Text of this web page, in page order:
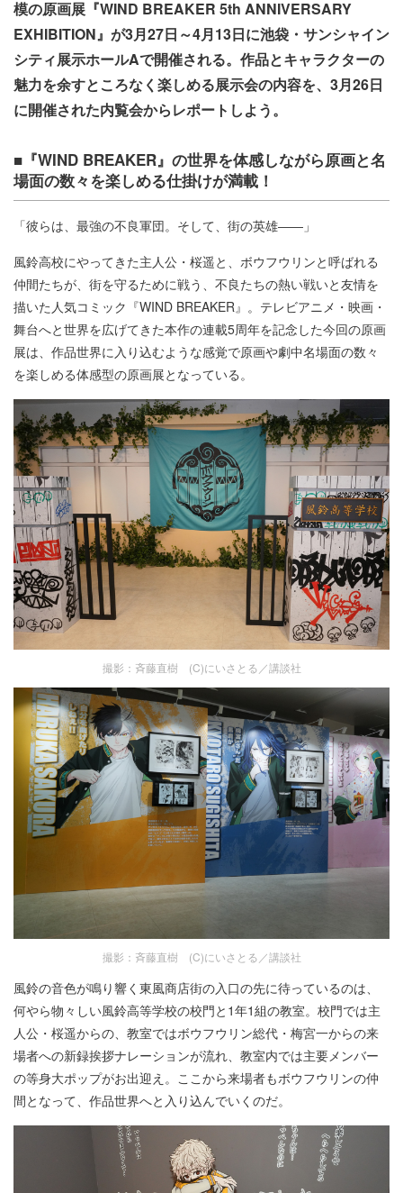
模の原画展『WIND BREAKER 5th ANNIVERSARY
EXHIBITION』が3月27日～4月13日に池袋・サンシャイン
シティ展示ホールAで開催される。作品とキャラクターの
魅力を余すところなく楽しめる展示会の内容を、3月26日
に開催された内覧会からレポートしよう。
■『WIND BREAKER』の世界を体感しながら原画と名
場面の数々を楽しめる仕掛けが満載！
「彼らは、最強の不良軍団。そして、街の英雄――」
風鈴高校にやってきた主人公・桜遥と、ボウフウリンと呼ばれる
仲間たちが、街を守るために戦う、不良たちの熱い戦いと友情を
描いた人気コミック『WIND BREAKER』。テレビアニメ・映画・
舞台へと世界を広げてきた本作の連載5周年を記念した今回の原画
展は、作品世界に入り込むような感覚で原画や劇中名場面の数々
を楽しめる体感型の原画展となっている。
撮影：斉藤直樹 (C)にいさとる／講談社
撮影：斉藤直樹 (C)にいさとる／講談社
風鈴の音色が鳴り響く東風商店街の入口の先に待っているのは、
何やら物々しい風鈴高等学校の校門と1年1組の教室。校門では主
人公・桜遥からの、教室ではボウフウリン総代・梅宮一からの来
場者への新録挨拶ナレーションが流れ、教室内では主要メンバー
の等身大ポップがお出迎え。ここから来場者もボウフウリンの仲
間となって、作品世界へと入り込んでいくのだ。